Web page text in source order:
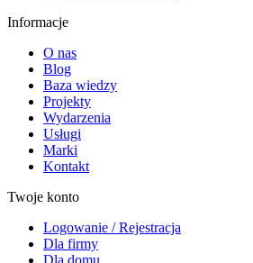
Informacje
O nas
Blog
Baza wiedzy
Projekty
Wydarzenia
Usługi
Marki
Kontakt
Twoje konto
Logowanie / Rejestracja
Dla firmy
Dla domu